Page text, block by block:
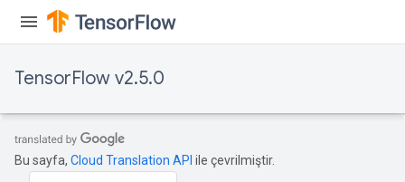
TensorFlow v2.5.0
Bu sayfa, Cloud Translation API ile çevrilmiştir.